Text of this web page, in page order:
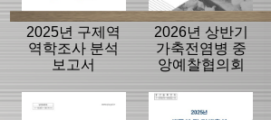
2025년 구제역
역학조사 분석
보고서
2026년 상반기
가축전염병 중
앙예찰협의회